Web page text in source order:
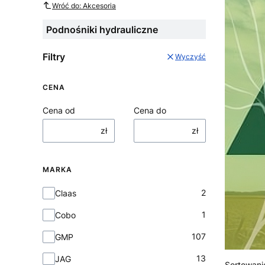
Wróć do: Akcesoria
Podnośniki hydrauliczne
Filtry Wyczyść
CENA
Cena od
zł
Cena do
zł
MARKA
Marka
Claas 2
Cobo 1
GMP 107
JAG 13